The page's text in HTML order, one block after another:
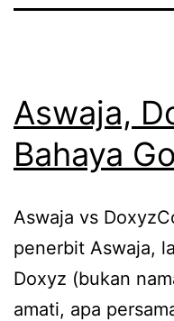
Aswaja,
Bahaya
Aswaja vs
penerbit Aswaja,
Doxyz (bukan
amati, apa